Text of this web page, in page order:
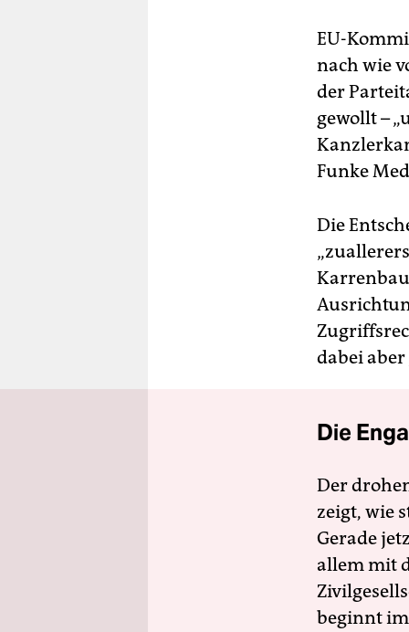
EU-
nach wie
der
gewollt –
Funke
Die
dabei
Die
Der
zeigt, wie
Gerade
allem mit
beginnt